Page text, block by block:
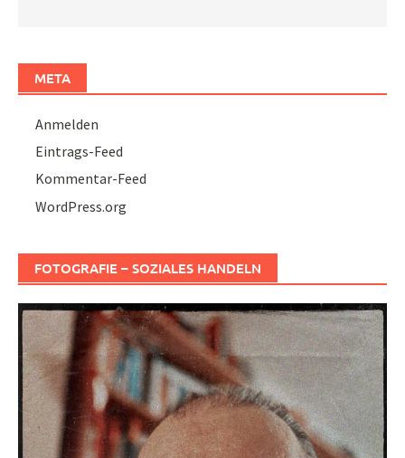
META
Anmelden
Eintrags-Feed
Kommentar-Feed
WordPress.org
FOTOGRAFIE – SOZIALES HANDELN